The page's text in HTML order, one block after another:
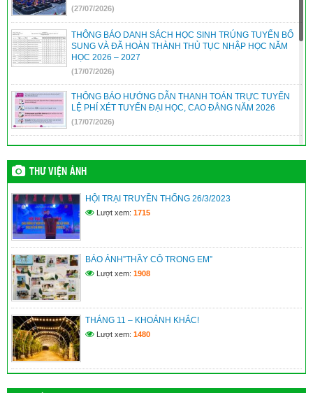
(27/07/2026)
THÔNG BÁO DANH SÁCH HỌC SINH TRÚNG TUYỂN BỔ
SUNG VÀ ĐÃ HOÀN THÀNH THỦ TỤC NHẬP HỌC NĂM
HỌC 2026 – 2027
(17/07/2026)
THÔNG BÁO HƯỚNG DẪN THANH TOÁN TRỰC TUYẾN
LỆ PHÍ XÉT TUYỂN ĐẠI HỌC, CAO ĐẲNG NĂM 2026
(17/07/2026)
THÔNG TIN TUYỂN SINH HỌC VIỆN CHÍNH SÁCH VÀ
PHÁT TRIỂN – PHÂN HIỆU THÀNH PHỐ ĐÀ NẴNG NĂM
2026 – MÃ TRƯỜNG: HCD
(12/07/2026)
KẾ HOẠCH TUYỂN SINH BỔ SUNG VÀO LỚP 10 NĂM HỌC
2026 – 2027
(12/07/2026)
Kế hoạch xét thăng hạng chức danh nghề nghiệp viên chức
năm 2026 – Sở GD&ĐT
(09/07/2026)
THƯ VIỆN ẢNH
HỘI TRẠI TRUYỀN THỐNG 26/3/2023
Lượt xem: 1715
BÁO ẢNH”THẦY CÔ TRONG EM”
Lượt xem: 1908
THÁNG 11 – KHOẢNH KHẮC!
Lượt xem: 1480